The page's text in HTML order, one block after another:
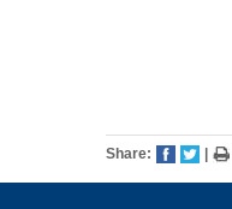
Share: |